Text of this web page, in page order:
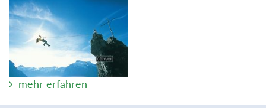
mehr erfahren